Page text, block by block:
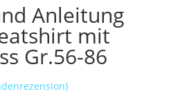
Anleitung
mit
Gr.56-86